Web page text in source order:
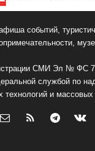
событий,
СМИ Эл № ФС
службой по
и массовых